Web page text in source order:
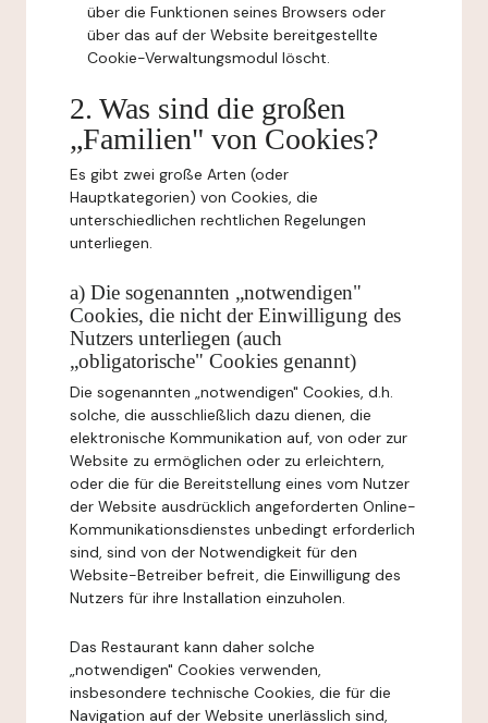
über die Funktionen seines Browsers oder
über das auf der Website bereitgestellte
Cookie-Verwaltungsmodul löscht.
2. Was sind die großen
„Familien" von Cookies?
Es gibt zwei große Arten (oder
Hauptkategorien) von Cookies, die
unterschiedlichen rechtlichen Regelungen
unterliegen.
a) Die sogenannten „notwendigen"
Cookies, die nicht der Einwilligung des
Nutzers unterliegen (auch
„obligatorische" Cookies genannt)
Die sogenannten „notwendigen" Cookies, d.h.
solche, die ausschließlich dazu dienen, die
elektronische Kommunikation auf, von oder zur
Website zu ermöglichen oder zu erleichtern,
oder die für die Bereitstellung eines vom Nutzer
der Website ausdrücklich angeforderten Online-
Kommunikationsdienstes unbedingt erforderlich
sind, sind von der Notwendigkeit für den
Website-Betreiber befreit, die Einwilligung des
Nutzers für ihre Installation einzuholen.
Das Restaurant kann daher solche
„notwendigen" Cookies verwenden,
insbesondere technische Cookies, die für die
Navigation auf der Website unerlässlich sind,